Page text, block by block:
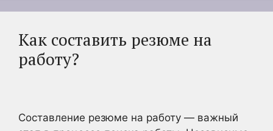
Как составить резюме на
работу?
Составление резюме на работу — важный